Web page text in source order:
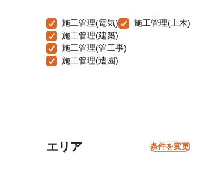
施工管理(電気)
施工管理(土木)
施工管理(建築)
施工管理(管工事)
施工管理(造園)
エリア 条件を変更